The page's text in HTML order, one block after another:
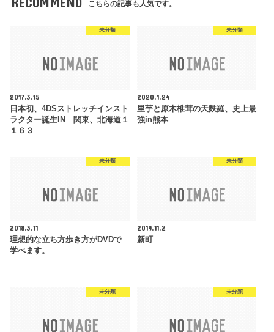
こちらの記事も人気です。
未分類
2017.3.15
日本初、4DSストレッチインスト
ラクター誕生IN 関東、北海道１
１６３
未分類
2020.1.24
里芋と原木椎茸の天麩羅、史上最
強in熊本
未分類
2018.3.11
理想的な立ち方歩き方がDVDで
学べます。
未分類
2019.11.2
新町
未分類 未分類